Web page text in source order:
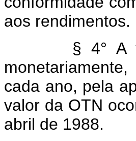
aos rendimentos.
§ 4° A
cada ano, pela
valor da OTN
abril de 1988.